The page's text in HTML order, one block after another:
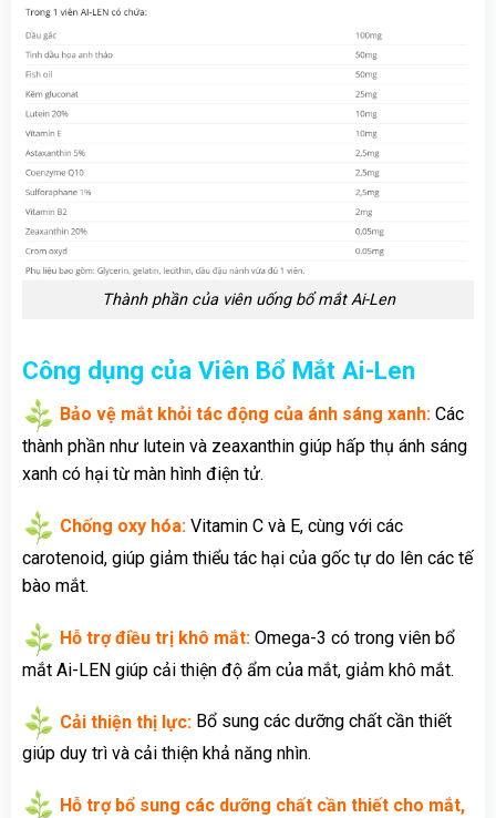
Thành phần của viên uống bổ mắt Ai-Len
Công dụng của Viên Bổ Mắt Ai-Len
Bảo vệ mắt khỏi tác động của ánh sáng xanh: Các
thành phần như lutein và zeaxanthin giúp hấp thụ ánh sáng
xanh có hại từ màn hình điện tử.
Chống oxy hóa:Vitamin C và E, cùng với các
carotenoid, giúp giảm thiểu tác hại của gốc tự do lên các tế
bào mắt.
Hỗ trợ điều trị khô mắt:Omega-3 có trong viên bổ
mắt Ai-LEN giúp cải thiện độ ẩm của mắt, giảm khô mắt.
Cải thiện thị lực:Bổ sung các dưỡng chất cần thiết
giúp duy trì và cải thiện khả năng nhìn.
Hỗ trợ bổ sung các dưỡng chất cần thiết cho mắt,